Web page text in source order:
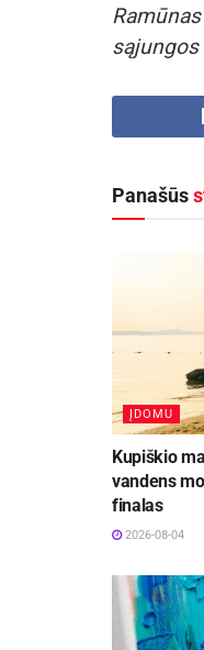
Panašūs
ĮDOMU
Kupiškio
vandens
finalas
2026-08-04